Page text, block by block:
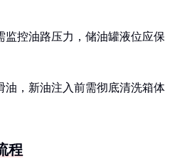
监控油路压力，储油罐液位应保
油，新油注入前需彻底清洗箱体
程